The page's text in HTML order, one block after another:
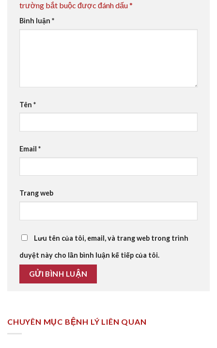
trường bắt buộc được đánh dấu*
Bình luận *
Tên *
Email *
Trang web
Lưu tên của tôi, email, và trang web trong trình
duyệt này cho lần bình luận kế tiếp của tôi.
CHUYÊN MỤC BỆNH LÝ LIÊN QUAN